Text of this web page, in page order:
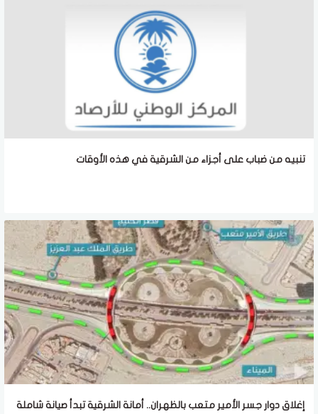
تنبيه من ضباب على أجزاء من الشرقية في هذه الأوقات
إغلاق دوار جسر الأمير متعب بالظهران.. أمانة الشرقية تبدأ صيانة شاملة